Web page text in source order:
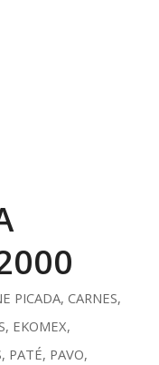
PICADA, CARNES,
, EKOMEX,
, PATÉ, PAVO,